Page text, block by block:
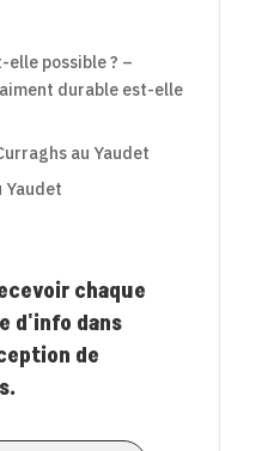
elle possible ? –
durable est-elle
au Yaudet
Yaudet
chaque
d'info dans
de